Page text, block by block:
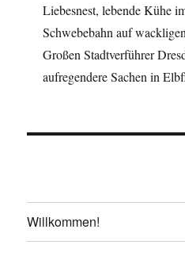
Liebesnest, lebende Kühe
Schwebebahn auf
Großen Stadtverführer
aufregendere Sachen in
Willkommen!